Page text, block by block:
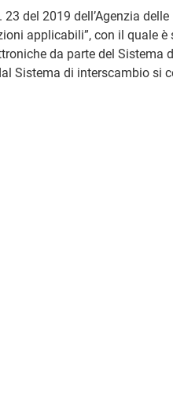
del 2019 dell’Agenzia
applicabili”, con il quale
da parte del
Sistema di interscambio si